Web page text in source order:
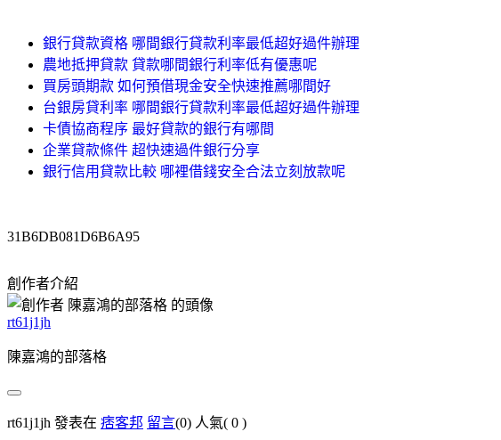
銀行貸款資格 哪間銀行貸款利率最低超好過件辦理
農地抵押貸款 貸款哪間銀行利率低有優惠呢
買房頭期款 如何預借現金安全快速推薦哪間好
台銀房貸利率 哪間銀行貸款利率最低超好過件辦理
卡債協商程序 最好貸款的銀行有哪間
企業貸款條件 超快速過件銀行分享
銀行信用貸款比較 哪裡借錢安全合法立刻放款呢
31B6DB081D6B6A95
創作者介紹
rt61j1jh
陳嘉鴻的部落格
rt61j1jh 發表在 痞客邦 留言(0) 人氣( 0 )